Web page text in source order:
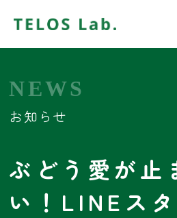
NEWS
お知らせ
ぶどう愛が止
い！LINEス